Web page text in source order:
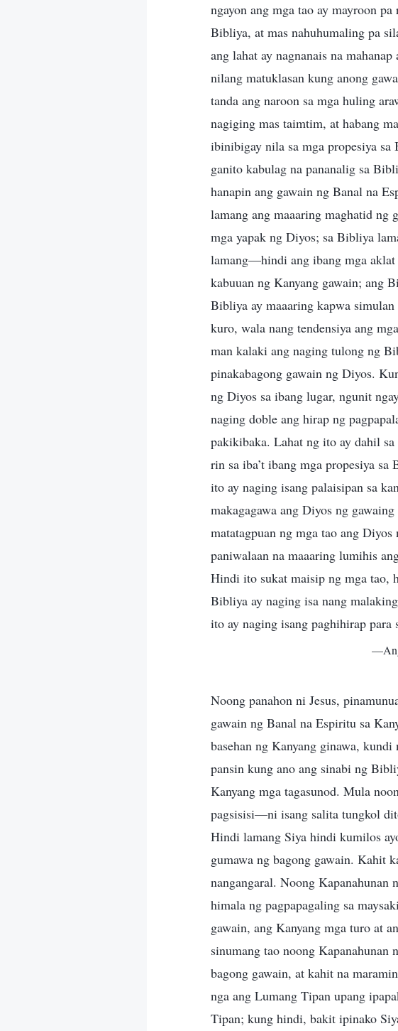
ngayon ang mga tao ay mayroon
Bibliya, at mas nahuhumaling pa
ang lahat ay nagnanais na
nilang matuklasan kung anong
tanda ang naroon sa mga huling
nagiging mas taimtim, at habang
ibinibigay nila sa mga propesiya
ganito kabulag na pananalig sa
hanapin ang gawain ng Banal na
lamang ang maaaring maghatid
mga yapak ng Diyos; sa Bibliya
lamang—hindi ang ibang mga
kabuuan ng Kanyang gawain; ang
Bibliya ay maaaring kapwa
kuro, wala nang tendensiya ang
man kalaki ang naging tulong ng
pinakabagong gawain ng Diyos.
ng Diyos sa ibang lugar, ngunit
naging doble ang hirap ng
pakikibaka. Lahat ng ito ay dahil
rin sa iba’t ibang mga propesiya
ito ay naging isang palaisipan sa
makagagawa ang Diyos ng
matatagpuan ng mga tao ang
paniwalaan na maaaring lumihis
Hindi ito sukat maisip ng mga
Bibliya ay naging isa nang
ito ay naging isang paghihirap para
Noong panahon ni Jesus,
gawain ng Banal na Espiritu sa
basehan ng Kanyang ginawa,
pansin kung ano ang sinabi ng
Kanyang mga tagasunod. Mula
pagsisisi—ni isang salita tungkol
Hindi lamang Siya hindi kumilos
gumawa ng bagong gawain. Kahit
nangangaral. Noong Kapanahunan
himala ng pagpapagaling sa
gawain, ang Kanyang mga turo at
sinumang tao noong Kapanahunan
bagong gawain, at kahit na
nga ang Lumang Tipan upang
Tipan; kung hindi, bakit ipinako